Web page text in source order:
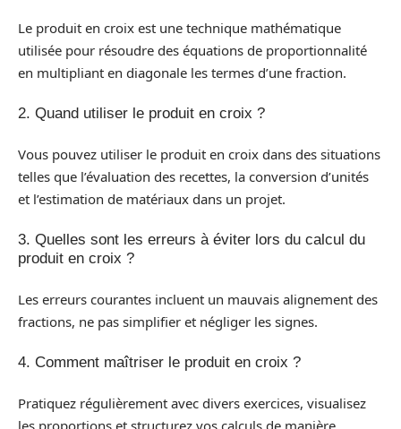
Le produit en croix est une technique mathématique
utilisée pour résoudre des équations de proportionnalité
en multipliant en diagonale les termes d’une fraction.
2. Quand utiliser le produit en croix ?
Vous pouvez utiliser le produit en croix dans des situations
telles que l’évaluation des recettes, la conversion d’unités
et l’estimation de matériaux dans un projet.
3. Quelles sont les erreurs à éviter lors du calcul du
produit en croix ?
Les erreurs courantes incluent un mauvais alignement des
fractions, ne pas simplifier et négliger les signes.
4. Comment maîtriser le produit en croix ?
Pratiquez régulièrement avec divers exercices, visualisez
les proportions et structurez vos calculs de manière